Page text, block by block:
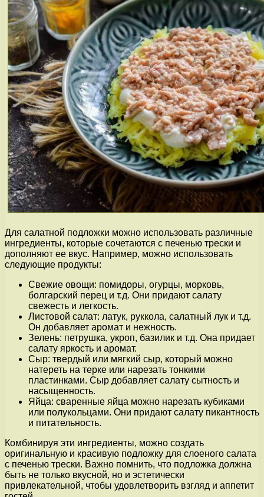
Для салатной подложки можно использовать различные
ингредиенты, которые сочетаются с печенью трески и
дополняют ее вкус. Например, можно использовать
следующие продукты:
Свежие овощи: помидоры, огурцы, морковь,
болгарский перец и т.д. Они придают салату
свежесть и легкость.
Листовой салат: латук, руккола, салатный лук и т.д.
Он добавляет аромат и нежность.
Зелень: петрушка, укроп, базилик и т.д. Она придает
салату яркость и аромат.
Сыр: твердый или мягкий сыр, который можно
натереть на терке или нарезать тонкими
пластинками. Сыр добавляет салату сытность и
насыщенность.
Яйца: сваренные яйца можно нарезать кубиками
или полукольцами. Они придают салату пикантность
и питательность.
Комбинируя эти ингредиенты, можно создать
оригинальную и красивую подложку для слоеного салата
с печенью трески. Важно помнить, что подложка должна
быть не только вкусной, но и эстетически
привлекательной, чтобы удовлетворить взгляд и аппетит